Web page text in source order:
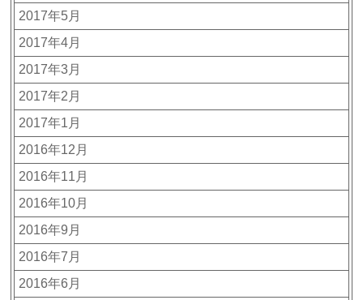
2017年5月
2017年4月
2017年3月
2017年2月
2017年1月
2016年12月
2016年11月
2016年10月
2016年9月
2016年7月
2016年6月